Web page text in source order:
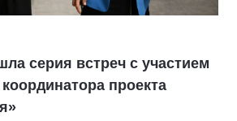
серия встреч с участием
проекта